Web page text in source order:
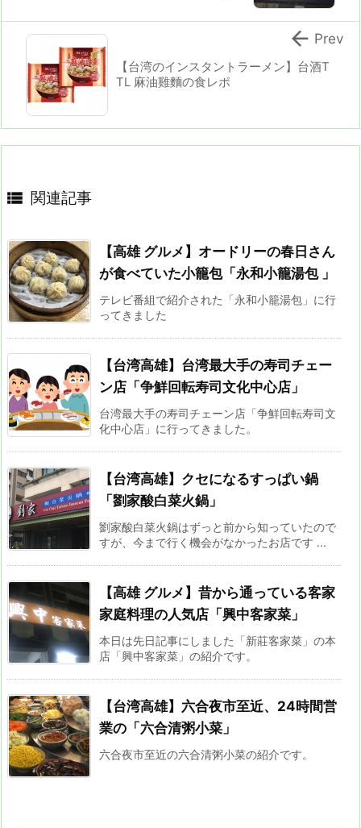
【台湾のインスタントラーメン】台酒T
TL 麻油雞麵の食レポ
 Prev
 関連記事
【高雄 グルメ】オードリーの春日さん
が食べていた小籠包「永和小籠湯包 」
テレビ番組で紹介された「永和小籠湯包」に行
ってきました
【台湾高雄】台湾最大手の寿司チェー
ン店「争鮮回転寿司文化中心店」
台湾最大手の寿司チェーン店「争鮮回転寿司文
化中心店」に行ってきました。
【台湾高雄】クセになるすっぱい鍋
「劉家酸白菜火鍋」
劉家酸白菜火鍋はずっと前から知っていたので
すが、今まで行く機会がなかったお店です ...
【高雄 グルメ】昔から通っている客家
家庭料理の人気店「興中客家菜」
本日は先日記事にしました「新莊客家菜」の本
店「興中客家菜」の紹介です。
【台湾高雄】六合夜市至近、24時間営
業の「六合清粥小菜」
六合夜市至近の六合清粥小菜の紹介です。